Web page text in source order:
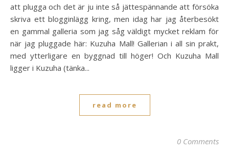
att plugga och det är ju inte så jättespännande att försöka
skriva ett blogginlägg kring, men idag har jag återbesökt
en gammal galleria som jag såg väldigt mycket reklam för
när jag pluggade här: Kuzuha Mall! Gallerian i all sin prakt,
med ytterligare en byggnad till höger! Och Kuzuha Mall
ligger i Kuzuha (tänka...
read more
0 Comments